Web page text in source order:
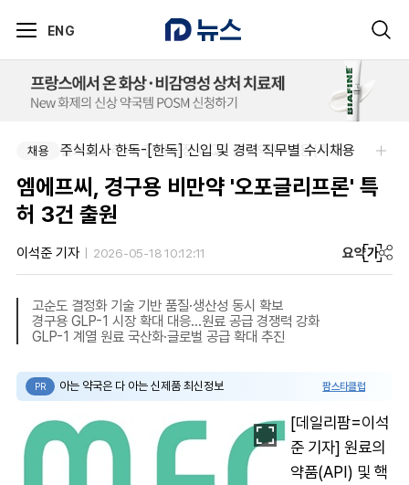
ENG
채용 주식회사 한독-[한독] 신입 및 경력 직무별 수시채용
채용 알보젠코리아-향남공장 OQA 품질약사 채용(주5일/파트타임 가능)
엠에프씨, 경구용 비만약 '오포글리프론' 특
허 3건 출원
이석준 기자 2026-05-18 10:12:11 요약가
고순도 결정화 기술 기반 품질·생산성 동시 확보
경구용 GLP-1 시장 확대 대응…원료 공급 경쟁력 강화
GLP-1 계열 원료 국산화·글로벌 공급 확대 추진
PR 아는 약국은 다 아는 신제품 최신정보 팜스타클럽
[데일리팜=이석
준 기자] 원료의
약품(API) 및 핵